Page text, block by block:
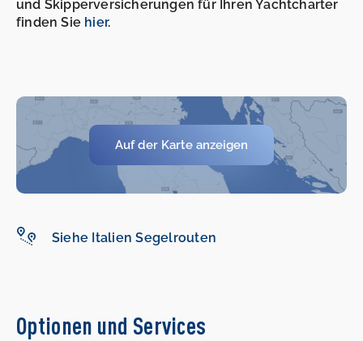
und Skipperversicherungen für Ihren Yachtcharter
finden Sie hier.
Auf der Karte anzeigen
Siehe Italien Segelrouten
Optionen und Services